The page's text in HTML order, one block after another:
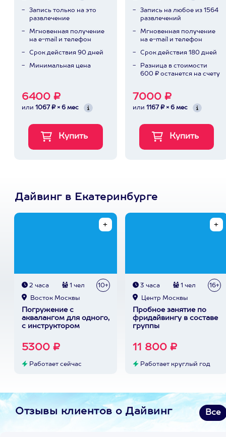
Запись только на это
развлечение
Мгновенная получение
на e-mail и телефон
Срок действия 90 дней
Минимальная цена
6400 ₽
или 1067 ₽ × 6 мес
Запись на любое из 1564
развлечений
Мгновенная получение
на e-mail и телефон
Срок действия 180 дней
Разница в стоимости
600 ₽ останется на счету
7000 ₽
или 1167 ₽ × 6 мес
Дайвинг в Екатеринбурге
2 часа 1 чел 10+
Восток Москвы
Погружение с
аквалангом для одного,
с инструктором
5300 ₽
Работает сейчас
3 часа 1 чел 16+
Центр Москвы
Пробное занятие по
фридайвингу в составе
группы
11 800 ₽
Работает круглый год
Отзывы клиентов о Дайвинг Все